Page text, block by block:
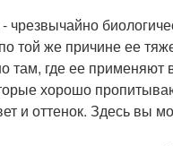
чрезвычайно
той же причине ее
где ее применяют
хорошо
и оттенок. Здесь вы